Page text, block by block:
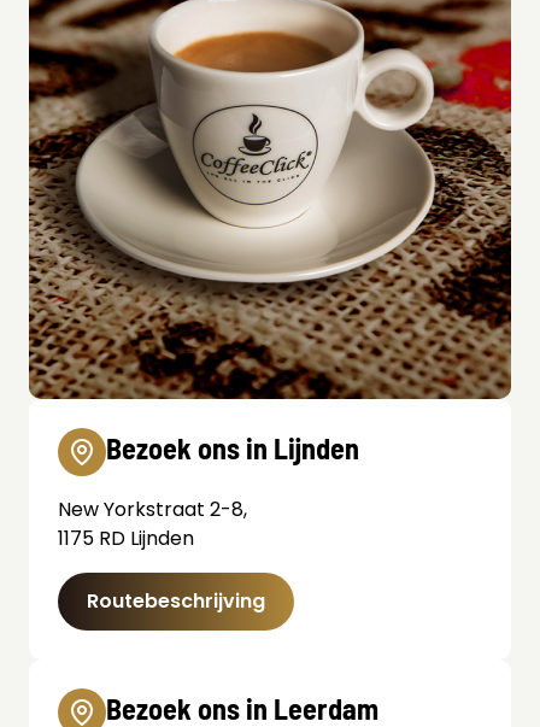
Bezoek ons in Lijnden
New Yorkstraat 2-8,
1175 RD Lijnden
Routebeschrijving
Bezoek ons in Leerdam